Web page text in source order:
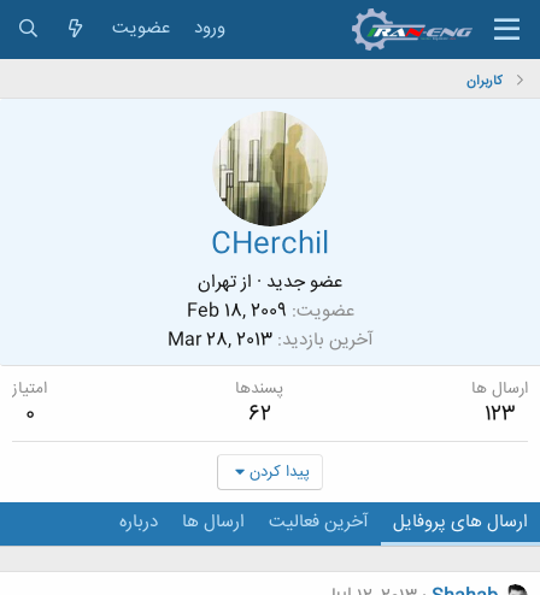
ورود عضویت
کاربران
CHerchil
عضو جدید · ازتهران
عضویت Feb 18, 2009
آخرین بازدید Mar 28, 2013
ارسال ها
123
پسندها
62
امتیاز
0
پیدا کردن
ارسال های پروفایل آخرین فعالیت ارسال ها درباره